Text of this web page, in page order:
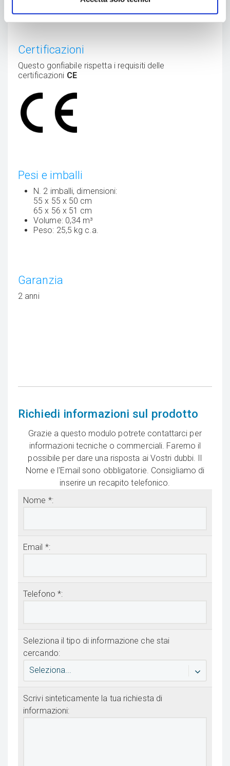
Certificazioni
Questo gonfiabile rispetta i requisiti delle
certificazioni CE
Pesi e imballi
N. 2 imballi, dimensioni:
55 x 55 x 50 cm
65 x 56 x 51 cm
Volume: 0,34 m³
Peso: 25,5 kg c.a.
Garanzia
2 anni
Richiedi informazioni sul prodotto
Grazie a questo modulo potrete contattarci per
informazioni tecniche o commerciali. Faremo il
possibile per dare una risposta ai Vostri dubbi. Il
Nome e l'Email sono obbligatorie. Consigliamo di
inserire un recapito telefonico.
Nome *:
Email *:
Telefono *:
Seleziona il tipo di informazione che stai
cercando:
Seleziona...
Scrivi sinteticamente la tua richiesta di
informazioni: